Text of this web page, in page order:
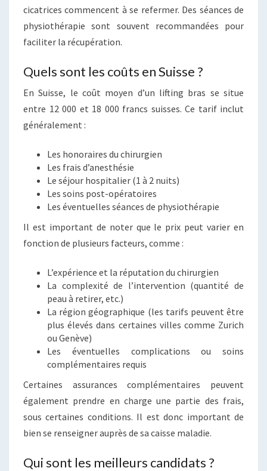
cicatrices commencent à se refermer. Des séances de
physiothérapie sont souvent recommandées pour
faciliter la récupération.
Quels sont les coûts en Suisse ?
En Suisse, le coût moyen d’un lifting bras se situe
entre 12 000 et 18 000 francs suisses. Ce tarif inclut
généralement :
Les honoraires du chirurgien
Les frais d’anesthésie
Le séjour hospitalier (1 à 2 nuits)
Les soins post-opératoires
Les éventuelles séances de physiothérapie
Il est important de noter que le prix peut varier en
fonction de plusieurs facteurs, comme :
L’expérience et la réputation du chirurgien
La complexité de l’intervention (quantité de
peau à retirer, etc.)
La région géographique (les tarifs peuvent être
plus élevés dans certaines villes comme Zurich
ou Genève)
Les éventuelles complications ou soins
complémentaires requis
Certaines assurances complémentaires peuvent
également prendre en charge une partie des frais,
sous certaines conditions. Il est donc important de
bien se renseigner auprès de sa caisse maladie.
Qui sont les meilleurs candidats ?